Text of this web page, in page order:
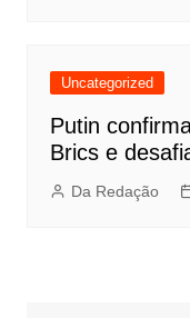
Uncategorized
Putin
Brics e
Da Redação